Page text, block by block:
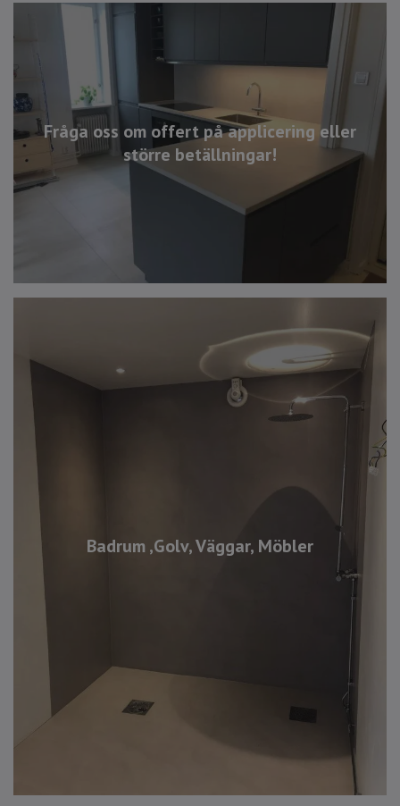
Fråga oss om offert på applicering eller
större betällningar!
Badrum ,Golv, Väggar, Möbler